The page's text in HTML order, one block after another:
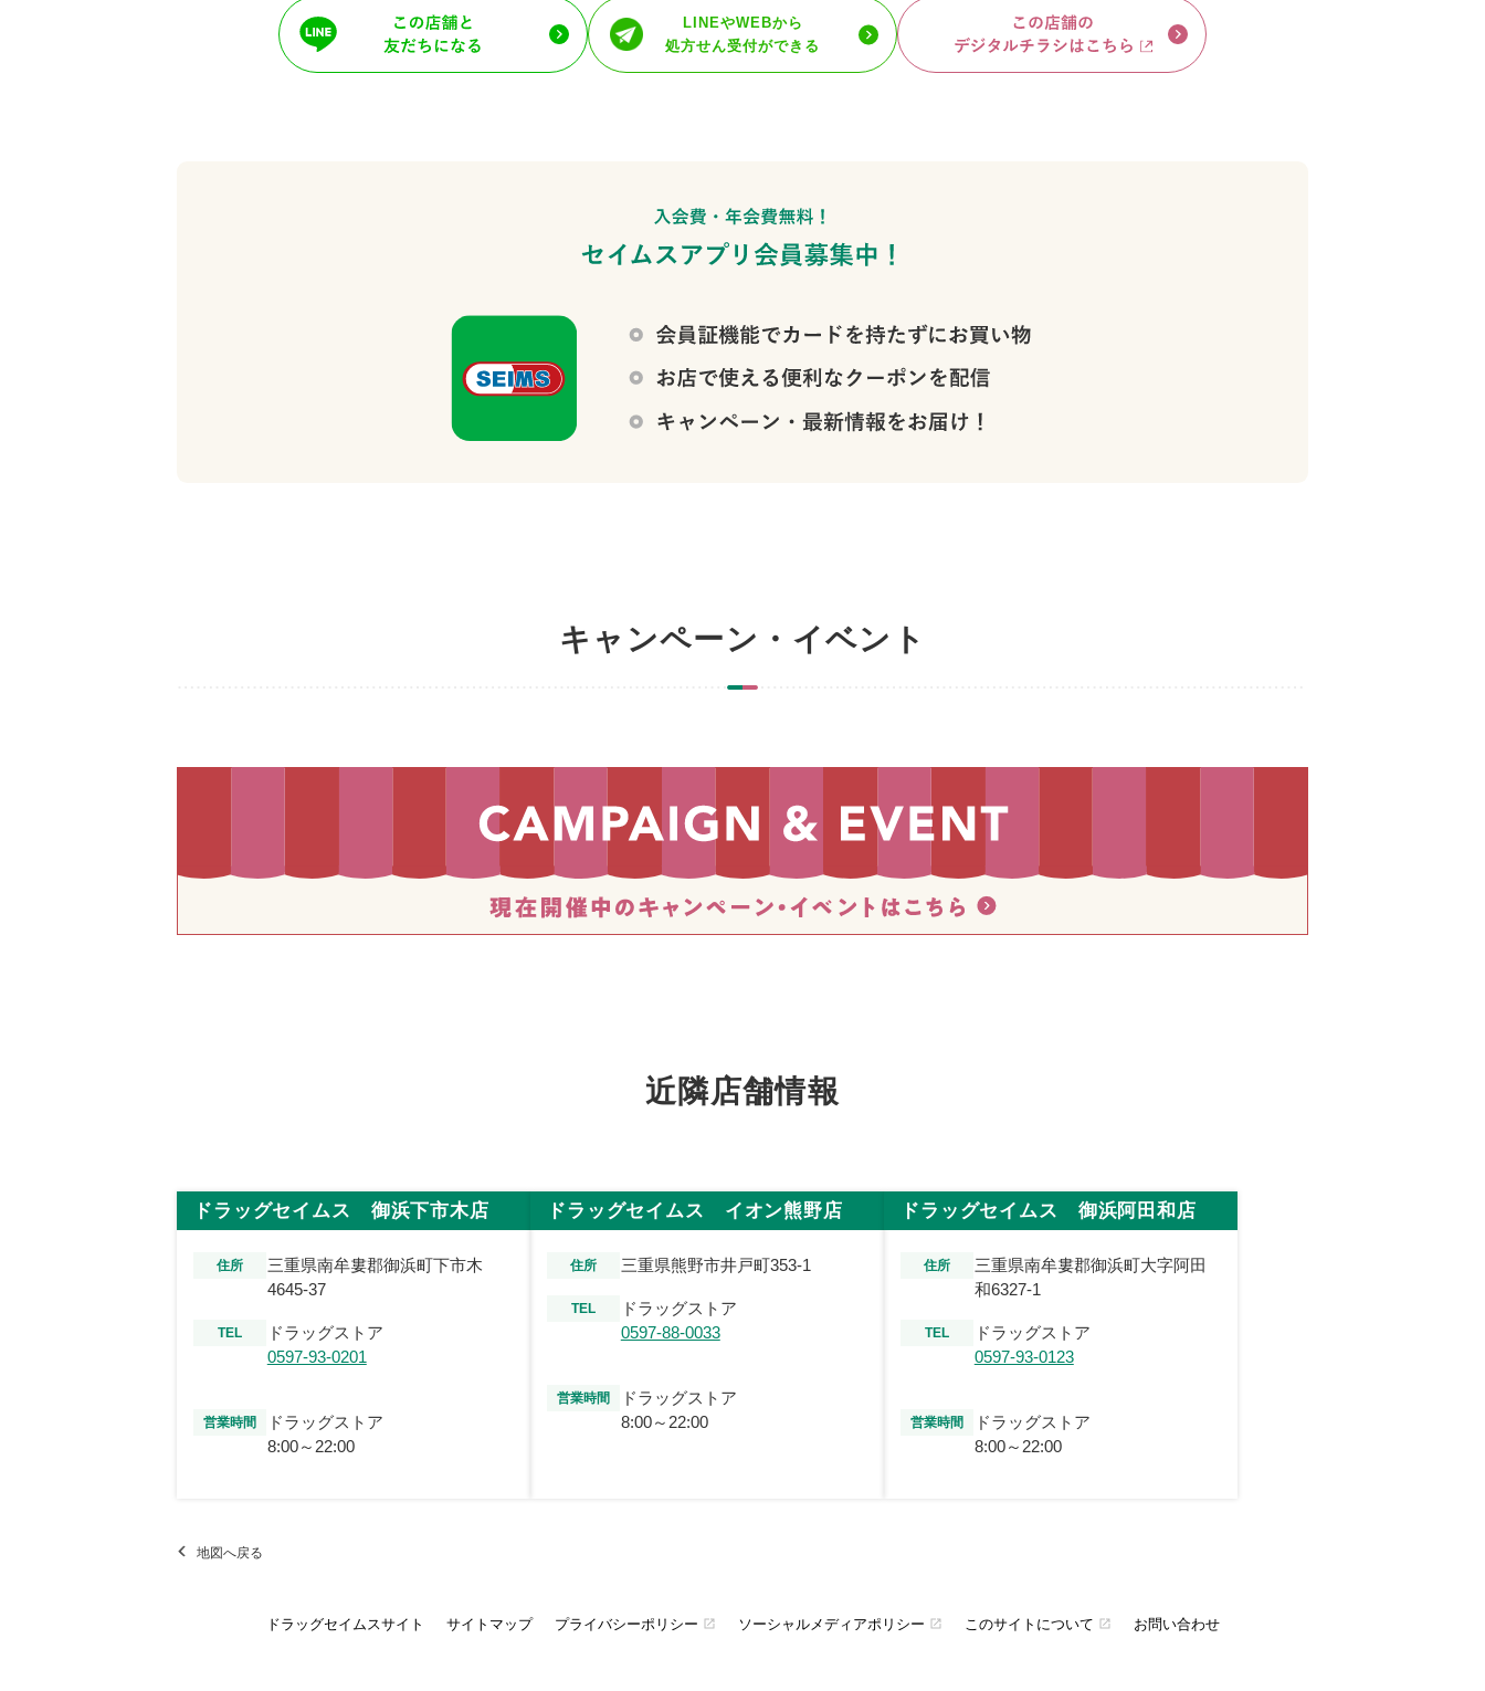
LINEやWEBから
処方せん受付ができる
キャンペーン・イベント
近隣店舗情報
ドラッグセイムス 御浜下市木店
住所
三重県南牟婁郡御浜町下市木
4645-37
TEL
ドラッグストア
0597-93-0201
営業時間
ドラッグストア
8:00～22:00
ドラッグセイムス イオン熊野店
住所 三重県熊野市井戸町353-1
TEL
ドラッグストア
0597-88-0033
営業時間
ドラッグストア
8:00～22:00
ドラッグセイムス 御浜阿田和店
住所
三重県南牟婁郡御浜町大字阿田
和6327-1
TEL
ドラッグストア
0597-93-0123
営業時間
ドラッグストア
8:00～22:00
地図へ戻る
ドラッグセイムスサイト サイトマップ プライバシーポリシー open_in_new ソーシャルメディアポリシー open_in_new このサイトについて open_in_new お問い合わせ